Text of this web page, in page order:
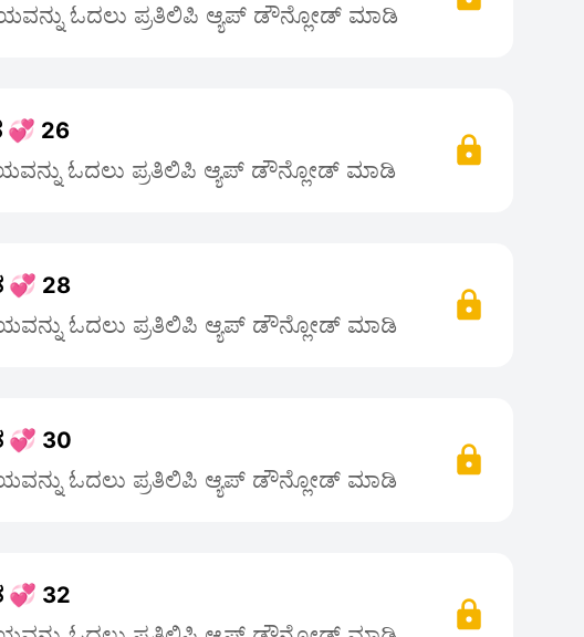
ಓದಲು ಪ್ರತಿಲಿಪಿ ಆ್ಯಪ್ ಡೌನ್ಲೋಡ್ ಮಾಡಿ
💞 26
ಓದಲು ಪ್ರತಿಲಿಪಿ ಆ್ಯಪ್ ಡೌನ್ಲೋಡ್ ಮಾಡಿ
💞 28
ಓದಲು ಪ್ರತಿಲಿಪಿ ಆ್ಯಪ್ ಡೌನ್ಲೋಡ್ ಮಾಡಿ
💞 30
ಓದಲು ಪ್ರತಿಲಿಪಿ ಆ್ಯಪ್ ಡೌನ್ಲೋಡ್ ಮಾಡಿ
💞 32